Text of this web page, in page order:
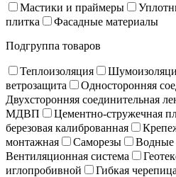
Мастики и праймеры
плитка
Фасадные материалы
Подгруппа товаров
Теплоизоляция
ветрозащита
Односторонняя
Двухсторонняя соединительная
МДВП
Цементно-стружечная
березовая калиброванная
монтажная
Саморезы Водные
Вентиляционная система
иглопробивной
Гибкая черепица